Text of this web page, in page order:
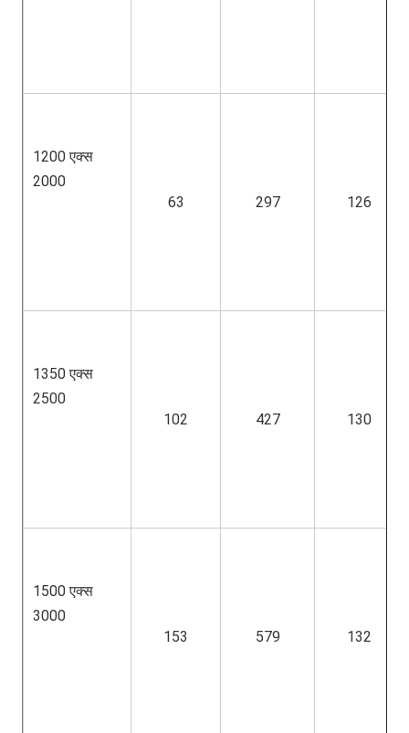
1200 एक्स
2000
63
297 126
1350 एक्स
2500
102
427 130
1500 एक्स
3000
153
579 132